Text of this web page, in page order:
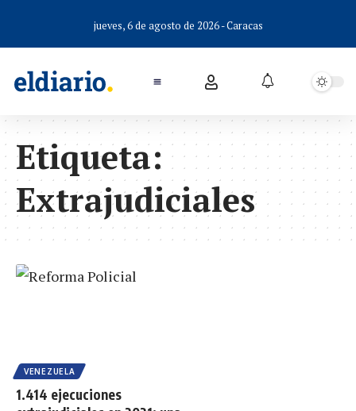
jueves, 6 de agosto de 2026 - Caracas
Etiqueta:
Extrajudiciales
VENEZUELA
1.414 ejecuciones